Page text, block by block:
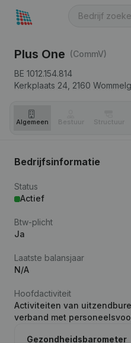
Plus One (CommV)
BE 1012.154.814
Kerkplaats 24, 2160
Algemeen Bestuur Structuur
Bedrijfsinformatie
Status
Actief
Btw-plicht
Ja
Laatste balansjaar
N/A
Hoofdactiviteit
Activiteiten van
verband met
Gezondheidsbarometer